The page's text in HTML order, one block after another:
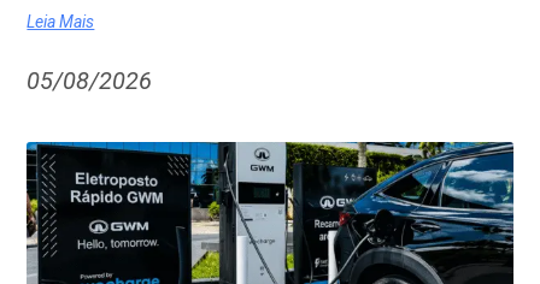
Leia Mais
05/08/2026